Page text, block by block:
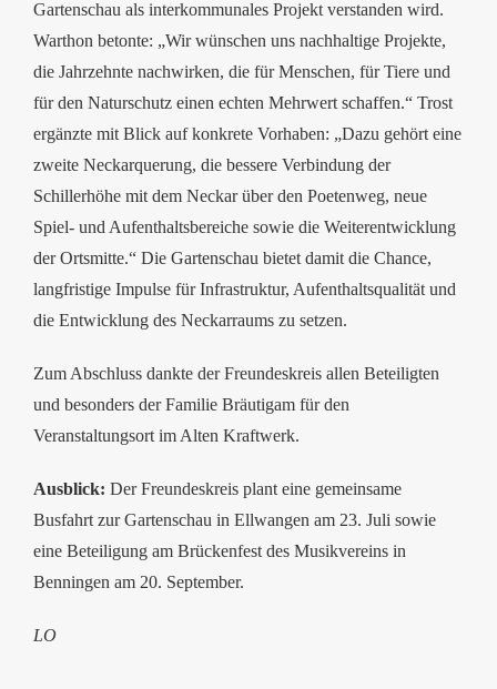
Gartenschau als interkommunales Projekt verstanden wird.
Warthon betonte: „Wir wünschen uns nachhaltige Projekte,
die Jahrzehnte nachwirken, die für Menschen, für Tiere und
für den Naturschutz einen echten Mehrwert schaffen.“ Trost
ergänzte mit Blick auf konkrete Vorhaben: „Dazu gehört eine
zweite Neckarquerung, die bessere Verbindung der
Schillerhöhe mit dem Neckar über den Poetenweg, neue
Spiel- und Aufenthaltsbereiche sowie die Weiterentwicklung
der Ortsmitte.“ Die Gartenschau bietet damit die Chance,
langfristige Impulse für Infrastruktur, Aufenthaltsqualität und
die Entwicklung des Neckarraums zu setzen.
Zum Abschluss dankte der Freundeskreis allen Beteiligten
und besonders der Familie Bräutigam für den
Veranstaltungsort im Alten Kraftwerk.
Ausblick: Der Freundeskreis plant eine gemeinsame
Busfahrt zur Gartenschau in Ellwangen am 23. Juli sowie
eine Beteiligung am Brückenfest des Musikvereins in
Benningen am 20. September.
LO